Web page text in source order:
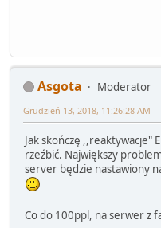
Asgota
Moderator
Grudzień 13, 2018, 11:26:28 AM
Jak skończę ,,reaktywacje"
rzeźbić. Największy
server będzie nastawiony
Co do 100ppl, na serwer z